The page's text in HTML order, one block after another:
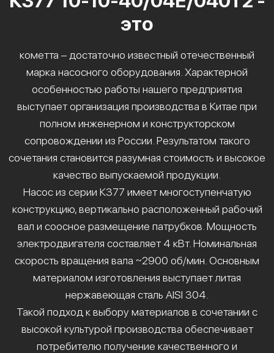
это
кометта – достаточно известный отечественный
марка насосного оборудования. Характерной
особенностью работы нашего предприятия
выступает организация производства в Китае при
полном инженерном и конструкторском
сопровождении из России. Результатом такого
сочетания становится разумная стоимость и высокое
качество выпускаемой продукции.
Насос из серии К377 имеет многоступенчатую
конструкцию, вертикально расположенный рабочий
вал и соосное размещение патрубков. Мощность
электродвигателя составляет 4 кВт. Номинальная
скорость вращения вала ~2900 об/мин. Основным
материалом изготовления выступает литая
нержавеющая сталь AISI 304.
Такой подход к выбору материалов в сочетании с
высокой культурой производства обеспечивает
потребителю получение качественного и